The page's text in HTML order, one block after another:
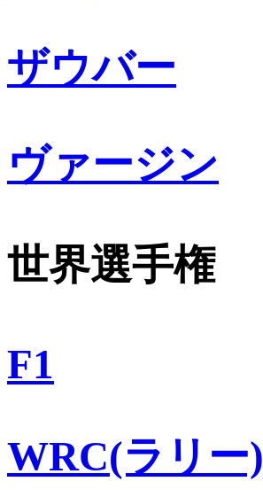
ザウバー
ヴァージン
世界選手権
F1
WRC(ラリー)